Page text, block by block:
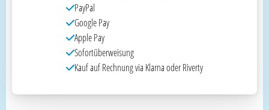
PayPal
Google Pay
Apple Pay
Sofortüberweisung
Kauf auf Rechnung via Klarna oder Riverty